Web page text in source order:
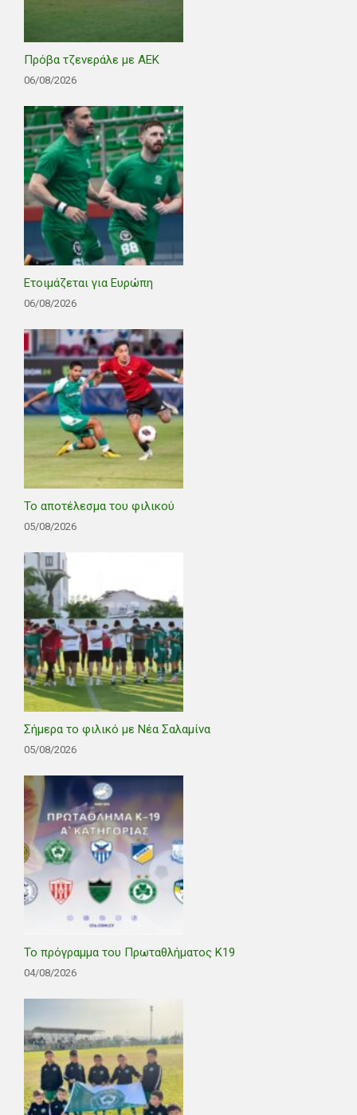
Πρόβα τζενεράλε με ΑΕΚ
06/08/2026
Ετοιμάζεται για Ευρώπη
06/08/2026
Το αποτέλεσμα του φιλικού
05/08/2026
Σήμερα το φιλικό με Νέα Σαλαμίνα
05/08/2026
Το πρόγραμμα του Πρωταθλήματος Κ19
04/08/2026